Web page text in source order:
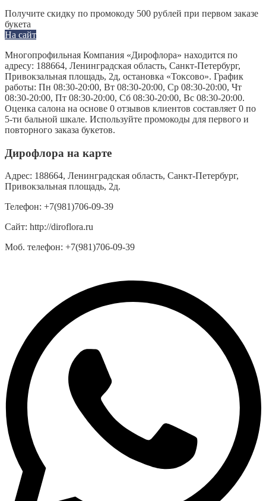
Получите скидку по промокоду 500 рублей при первом заказе
букета
На сайт
Многопрофильная Компания «Дирофлора» находится по
адресу: 188664, Ленинградская область, Санкт-Петербург,
Привокзальная площадь, 2д, остановка «Токсово». График
работы: Пн 08:30-20:00, Вт 08:30-20:00, Ср 08:30-20:00, Чт
08:30-20:00, Пт 08:30-20:00, Сб 08:30-20:00, Вс 08:30-20:00.
Оценка салона на основе 0 отзывов клиентов составляет 0 по
5-ти бальной шкале. Используйте промокоды для первого и
повторного заказа букетов.
Дирофлора на карте
Адрес: 188664, Ленинградская область, Санкт-Петербург,
Привокзальная площадь, 2д.
Телефон: +7(981)706-09-39
Сайт: http://diroflora.ru
Моб. телефон: +7(981)706-09-39